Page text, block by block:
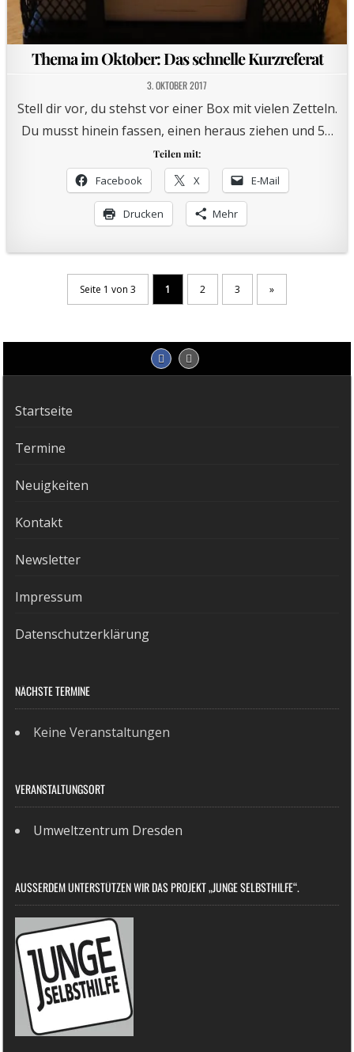
Thema im Oktober: Das schnelle Kurzreferat
3. OKTOBER 2017
Stell dir vor, du stehst vor einer Box mit vielen Zetteln.
Du musst hinein fassen, einen heraus ziehen und 5…
Teilen mit:
Facebook X E-Mail
Drucken Mehr
Seite 1 von 3 1 2 3 »
Startseite
Termine
Neuigkeiten
Kontakt
Newsletter
Impressum
Datenschutzerklärung
NÄCHSTE TERMINE
Keine Veranstaltungen
VERANSTALTUNGSORT
Umweltzentrum Dresden
AUSSERDEM UNTERSTÜTZEN WIR DAS PROJEKT „JUNGE SELBSTHILFE“.